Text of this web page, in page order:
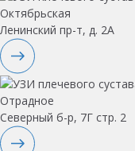
Октябрьская
Ленинский пр-т, д. 2А
Отрадное
Северный б-р, 7Г стр. 2